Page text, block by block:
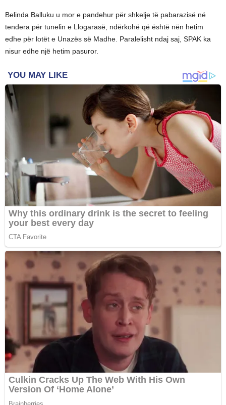
Belinda Balluku u mor e pandehur për shkelje të pabarazisë në
tendera për tunelin e Llogarasë, ndërkohë që është nën hetim
edhe për lotët e Unazës së Madhe. Paralelisht ndaj saj, SPAK ka
nisur edhe një hetim pasuror.